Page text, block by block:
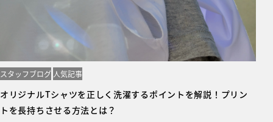
スタッフブログ 人気記事
オリジナルTシャツを正しく洗濯するポイントを解説！プリン
トを長持ちさせる方法とは？